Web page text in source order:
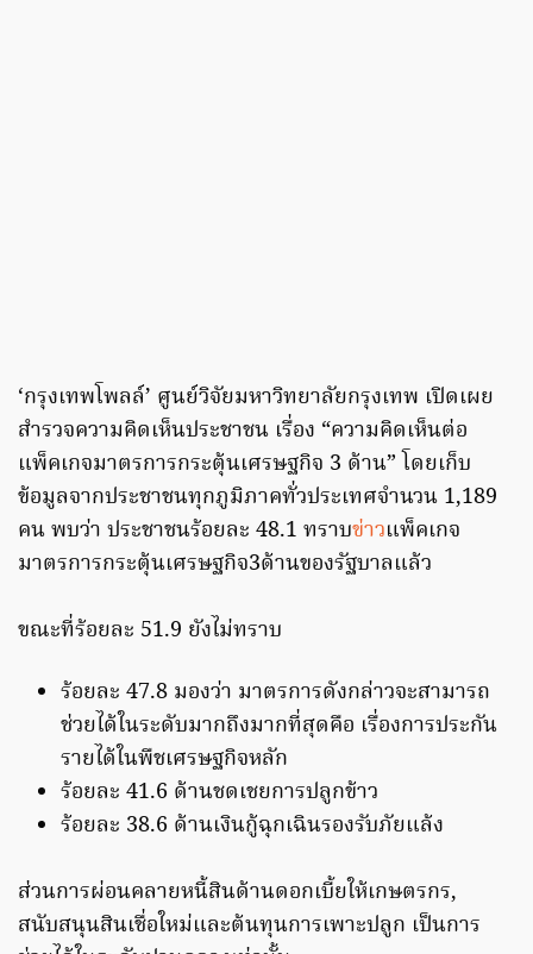
‘กรุงเทพโพลล์’ ศูนย์วิจัยมหาวิทยาลัยกรุงเทพ เปิดเผย
สำรวจความคิดเห็นประชาชน เรื่อง “ความคิดเห็นต่อ
แพ็คเกจมาตรการกระตุ้นเศรษฐกิจ 3 ด้าน” โดยเก็บ
ข้อมูลจากประชาชนทุกภูมิภาคทั่วประเทศจำนวน 1,189
คน พบว่า ประชาชนร้อยละ 48.1 ทราบข่าวแพ็คเกจ
มาตรการกระตุ้นเศรษฐกิจ3ด้านของรัฐบาลแล้ว
ขณะที่ร้อยละ 51.9 ยังไม่ทราบ
ร้อยละ 47.8 มองว่า มาตรการดังกล่าวจะสามารถ
ช่วยได้ในระดับมากถึงมากที่สุดคือ เรื่องการประกัน
รายได้ในพืชเศรษฐกิจหลัก
ร้อยละ 41.6 ด้านชดเชยการปลูกข้าว
ร้อยละ 38.6 ด้านเงินกู้ฉุกเฉินรองรับภัยแล้ง
ส่วนการผ่อนคลายหนี้สินด้านดอกเบี้ยให้เกษตรกร,
สนับสนุนสินเชื่อใหม่และต้นทุนการเพาะปลูก เป็นการ